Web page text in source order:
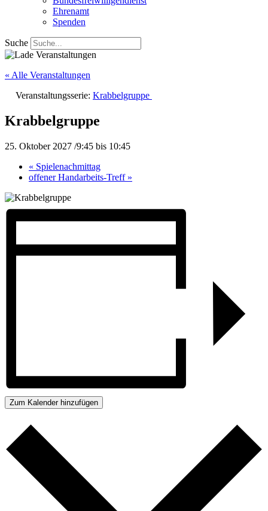
Ehrenamt
Spenden
Suche
« Alle Veranstaltungen
Veranstaltungsserie: Krabbelgruppe
Krabbelgruppe
25. Oktober 2027 /9:45 bis 10:45
« Spielenachmittag
offener Handarbeits-Treff »
Zum Kalender hinzufügen